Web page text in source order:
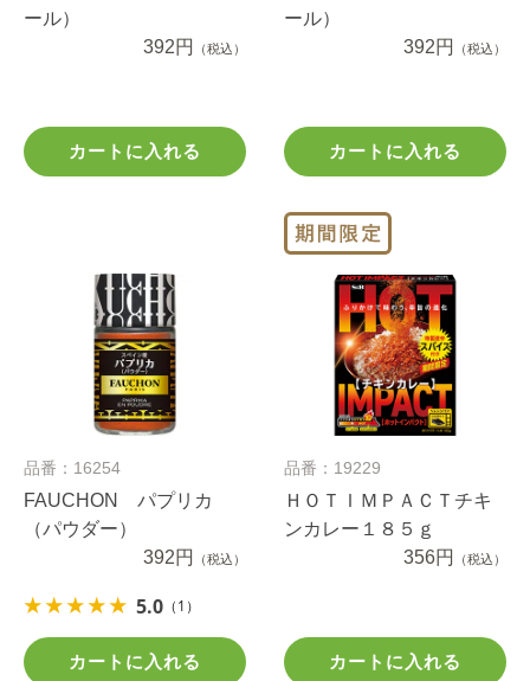
ール）
392円
（税込）
カートに入れる
ール）
392円
（税込）
カートに入れる
品番：16254
FAUCHON パプリカ
（パウダー）
392円
（税込）
5.0 （1）
カートに入れる
品番：19229
ＨＯＴＩＭＰＡＣＴチキ
ンカレー１８５ｇ
356円
（税込）
カートに入れる